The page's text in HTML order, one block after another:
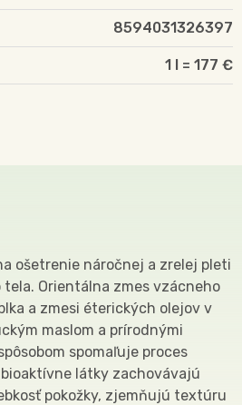
8594031326397
1 l = 177 €
ošetrenie náročnej a zrelej pleti
Orientálna zmes vzácneho
a zmesi éterických olejov v
maslom a prírodnými
spomaľuje proces
látky zachovávajú
pokožky, zjemňujú textúru